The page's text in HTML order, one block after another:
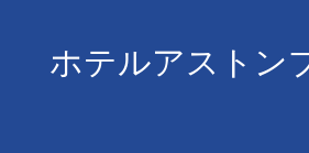
ホテルアストン